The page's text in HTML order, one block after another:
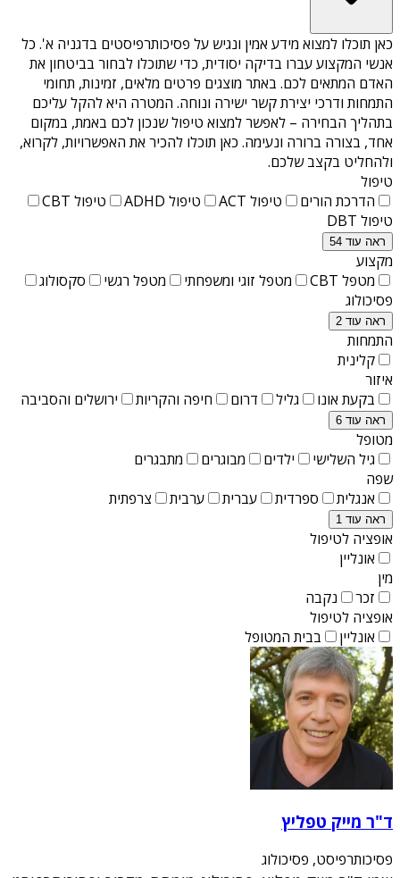
כאן תוכלו למצוא מידע אמין ונגיש על פסיכותרפיסטים בדגניה א'. כל
אנשי המקצוע עברו בדיקה יסודית, כדי שתוכלו לבחור בביטחון את
האדם המתאים לכם. באתר מוצגים פרטים מלאים, זמינות, תחומי
התמחות ודרכי יצירת קשר ישירה ונוחה. המטרה היא להקל עליכם
בתהליך הבחירה – לאפשר למצוא טיפול שנכון לכם באמת, במקום
אחד, בצורה ברורה ונעימה. כאן תוכלו להכיר את האפשרויות, לקרוא,
ולהחליט בקצב שלכם.
טיפול
הדרכת הורים
טיפול ACT טיפול ADHD
טיפול CBT
טיפול DBT
ראה עוד 54
מקצוע
מטפל CBT
מטפל זוגי ומשפחתי מטפל רגשי
סקסולוג
פסיכולוג
ראה עוד 2
התמחות
קלינית
איזור
בקעת אונו
גליל דרום חיפה והקריות ירושלים והסביבה
ראה עוד 6
מטופל
גיל השלישי
ילדים מבוגרים
מתבגרים
שפה
אנגלית
ספרדית עברית ערבית צרפתית
ראה עוד 1
אופציה לטיפול
אונליין
מין
זכר
נקבה
אופציה לטיפול
אונליין
בבית המטופל
ד"ר מייק טפליץ
פסיכותרפיסט, פסיכולוג